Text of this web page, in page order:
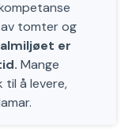
tomter og
er
Mange
til å levere,